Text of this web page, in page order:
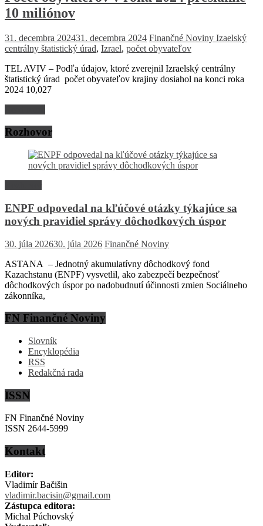
10 miliónov
31. decembra 202431. decembra 2024 Finančné Noviny Izaelský
centrálny štatistický úrad, Izrael, počet obyvateľov
TEL AVIV – Podľa údajov, ktoré zverejnil Izraelský centrálny
štatistický úrad počet obyvateľov krajiny dosiahol na konci roka
2024 10,027
Rozhovor
ENPF odpovedal na kľúčové otázky týkajúce sa
nových pravidiel správy dôchodkových úspor
30. júla 202630. júla 2026 Finančné Noviny
ASTANA – Jednotný akumulatívny dôchodkový fond
Kazachstanu (ENPF) vysvetlil, ako zabezpečí bezpečnosť
dôchodkových úspor po nadobudnutí účinnosti zmien Sociálneho
zákonníka,
FN Finančné Noviny
Slovník
Encyklopédia
RSS
Redakčná rada
ISSN
FN Finančné Noviny
ISSN 2644-5999
Kontakt
Editor:
Vladimír Bačišin
vladimir.bacisin@gmail.com
Zástupca editora:
Michal Púchovský